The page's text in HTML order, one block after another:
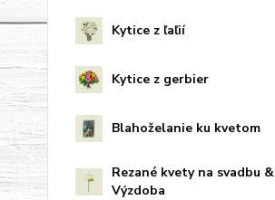
Kytice z ľaľií
Kytice z gerbier
Blahoželanie ku kvetom
Rezané kvety na svadbu &
Výzdoba